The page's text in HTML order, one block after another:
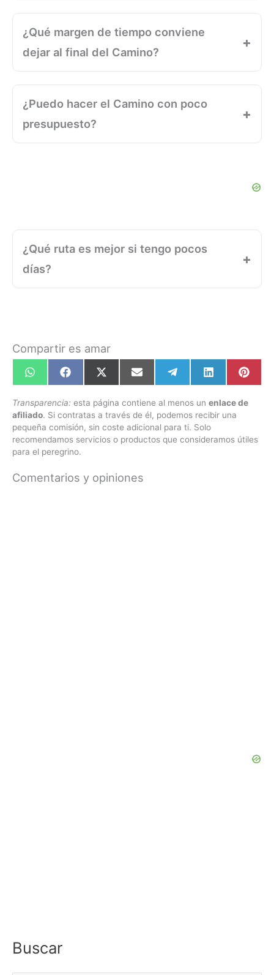
¿Qué margen de tiempo conviene
dejar al final del Camino?
¿Puedo hacer el Camino con poco
presupuesto?
¿Qué ruta es mejor si tengo pocos
días?
Compartir es amar
Compartir
en
WhatsApp
Compartir
en
Facebook
Compartir
en
X
(Twitter)
Compartir
en
Email
Compartir
en
Telegram
Compartir
en
LinkedIn
en
Transparencia: esta página contiene al menos un enlace de
afiliado. Si contratas a través de él, podemos recibir una
pequeña comisión, sin coste adicional para ti. Solo
recomendamos servicios o productos que consideramos útiles
para el peregrino.
Comentarios y opiniones
Buscar